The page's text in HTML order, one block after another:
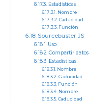
Estadísticas
Nombre
Caducidad
Función
Sourcebuster JS
Uso
Compartir datos
Estadísticas
Nombre
Caducidad
Función
Nombre
Caducidad